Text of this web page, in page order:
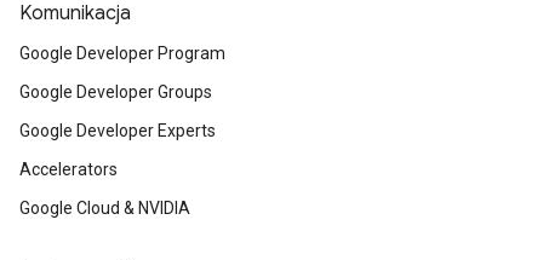
Komunikacja
Google Developer Program
Google Developer Groups
Google Developer Experts
Accelerators
Google Cloud & NVIDIA